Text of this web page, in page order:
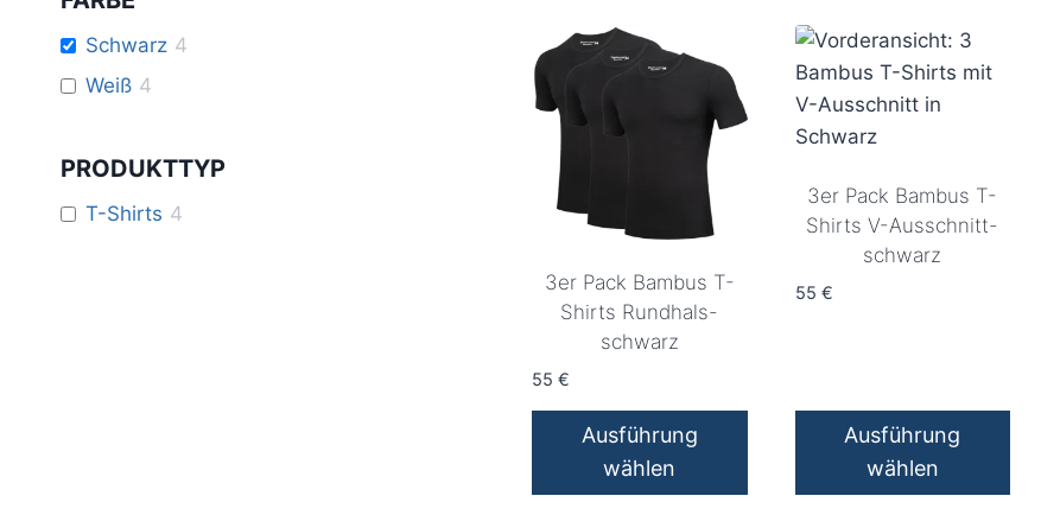
3er Pack Bambus T-
Shirts Rundhals-
schwarz
55€
Ausführung
wählen
3er Pack Bambus T-
Shirts V-Ausschnitt-
schwarz
55 €
Ausführung
wählen
Schwarz 4
Weiß 4
PRODUKTTYP
T-Shirts 4